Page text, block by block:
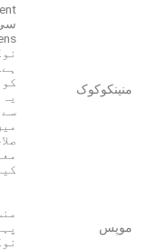
منینکوکوک
موپس